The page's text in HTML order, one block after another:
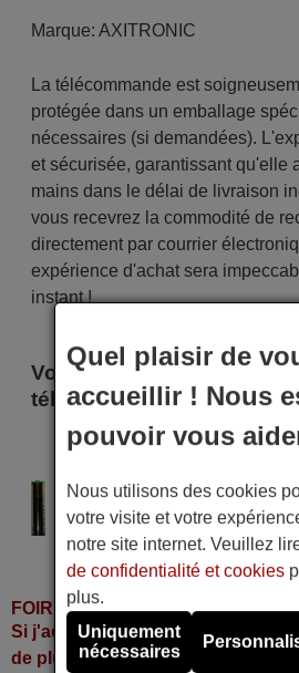
Marque: AXITRONIC
La télécommande est
protégée dans un emballage
nécessaires (si demandées).
et sécurisée, garantissant qu'elle
mains dans le délai de livraison
vous recevrez la commodité de
directement par courrier
expérience d'achat sera
instant !
Voici certains modèles qui
télécommande
AXITRONIC AD 200
Alimentation : 2 piles type AAA
Pile alcaline type AAA LR06
dans la grande majorité de
FOIRE AUX QUESTIONS
Si j'achète la télécommande,
de plus ou fonctionne-t-elle
Quel plaisir de
accueillir ! Nous
pouvoir vous
Nous utilisons des cookies
votre visite et votre
notre site internet. Veuillez
de confidentialité et cookies
plus.
Uniquement
nécessaires